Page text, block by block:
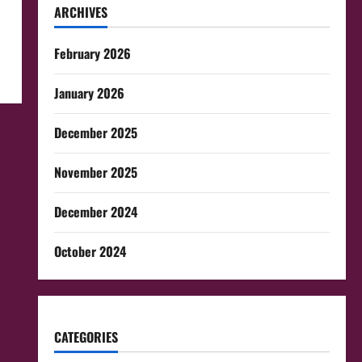
ARCHIVES
February 2026
January 2026
December 2025
November 2025
December 2024
October 2024
CATEGORIES